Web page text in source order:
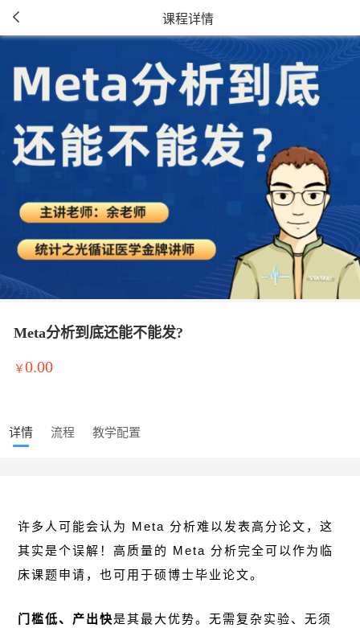
课程详情
Meta分析到底还能不能发?
￥ 0.00
详情 流程 教学配置
许多人可能会认为 Meta 分析难以发表高分论文，这
其实是个误解！高质量的 Meta 分析完全可以作为临
床课题申请，也可用于硕博士毕业论文。
门槛低、产出快是其最大优势。无需复杂实验、无须